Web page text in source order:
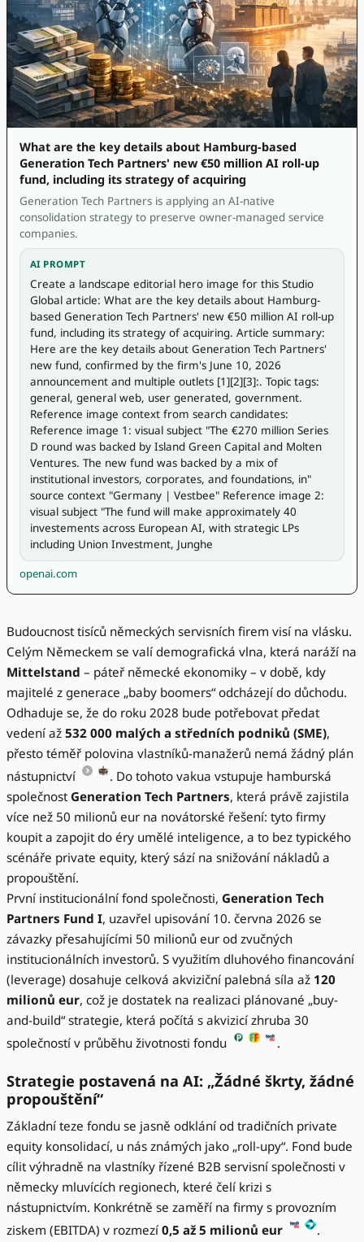
What are the key details about Hamburg-based
Generation Tech Partners' new €50 million AI roll-up
fund, including its strategy of acquiring
Generation Tech Partners is applying an AI-native
consolidation strategy to preserve owner-managed service
companies.
AI PROMPT
Create a landscape editorial hero image for this Studio
Global article: What are the key details about Hamburg-
based Generation Tech Partners' new €50 million AI roll-up
fund, including its strategy of acquiring. Article summary:
Here are the key details about Generation Tech Partners'
new fund, confirmed by the firm's June 10, 2026
announcement and multiple outlets [1][2][3]:. Topic tags:
general, general web, user generated, government.
Reference image context from search candidates:
Reference image 1: visual subject "The €270 million Series
D round was backed by Island Green Capital and Molten
Ventures. The new fund was backed by a mix of
institutional investors, corporates, and foundations, in"
source context "Germany | Vestbee" Reference image 2:
visual subject "The fund will make approximately 40
investements across European AI, with strategic LPs
including Union Investment, Junghe
openai.com
Budoucnost tisíců německých servisních firem visí na vlásku.
Celým Německem se valí demografická vlna, která naráží na
Mittelstand – páteř německé ekonomiky – v době, kdy
majitelé z generace „baby boomers“ odcházejí do důchodu.
Odhaduje se, že do roku 2028 bude potřebovat předat
vedení až 532 000 malých a středních podniků (SME),
přesto téměř polovina vlastníků-manažerů nemá žádný plán
nástupnictví
. Do tohoto vakua vstupuje hamburská
společnostGeneration Tech Partners, která právě zajistila
více než 50 milionů eur na novátorské řešení: tyto firmy
koupit a zapojit do éry umělé inteligence, a to bez typického
scénáře private equity, který sází na snižování nákladů a
propouštění.
První institucionální fond společnosti, Generation Tech
Partners Fund I, uzavřel upisování 10. června 2026 se
závazky přesahujícími 50 milionů eur od zvučných
institucionálních investorů. S využitím dluhového financování
(leverage) dosahuje celková akviziční palebná síla až 120
milionů eur, což je dostatek na realizaci plánované „buy-
and-build“ strategie, která počítá s akvizicí zhruba 30
společností v průběhu životnosti fondu
.
Strategie postavená na AI: „Žádné škrty, žádné
propouštění“
Základní teze fondu se jasně odklání od tradičních private
equity konsolidací, u nás známých jako „roll-upy“. Fond bude
cílit výhradně na vlastníky řízené B2B servisní společnosti v
německy mluvících regionech, které čelí krizi s
nástupnictvím. Konkrétně se zaměří na firmy s provozním
ziskem (EBITDA) v rozmezí 0,5 až 5 milionů eur .